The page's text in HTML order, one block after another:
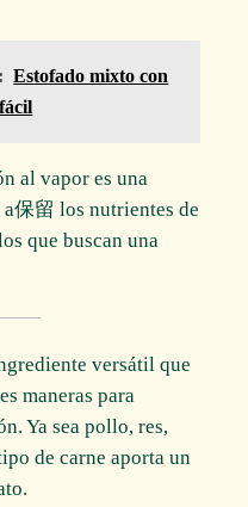
Estofado mixto con
al vapor es una
保留 los nutrientes de
que buscan una
versátil que
maneras para
Ya sea pollo, res,
de carne aporta un